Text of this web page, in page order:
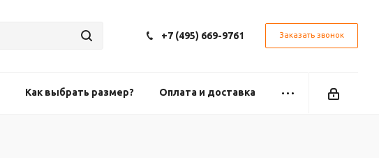
+7 (495) 669-9761 Заказать звонок
Как выбрать размер? Оплата и доставка